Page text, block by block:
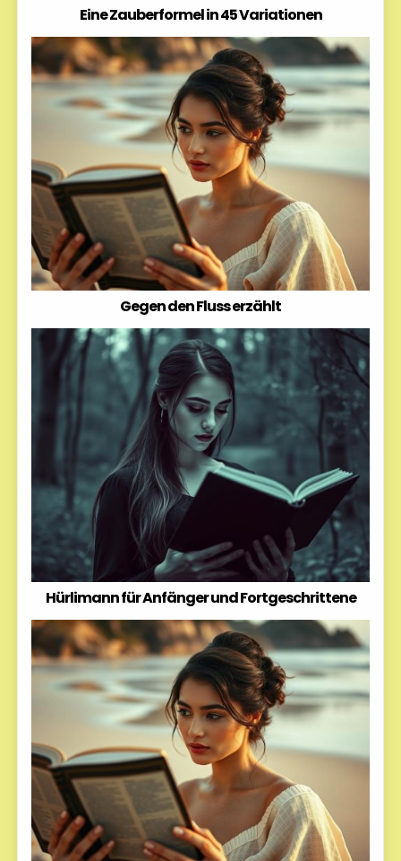
Eine Zauberformel in 45 Variationen
Gegen den Fluss erzählt
Hürlimann für Anfänger und Fortgeschrittene